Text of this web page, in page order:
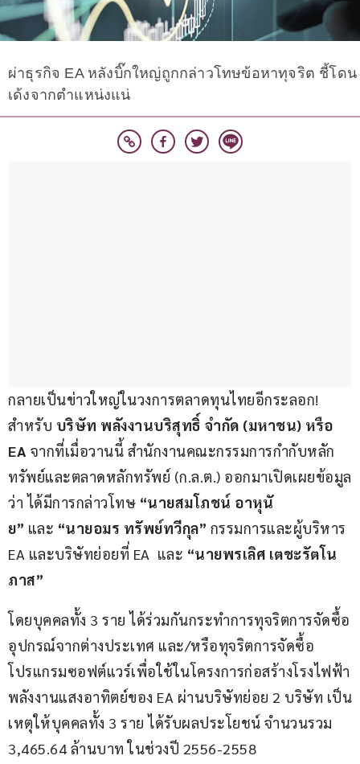
ผ่าธุรกิจ EA หลังบิ๊กใหญ่ถูกกล่าวโทษข้อหาทุจริต ชี้โดน
เด้งจากตำแหน่งแน่
กลายเป็นข่าวใหญ่ในวงการตลาดทุนไทยอีกระลอก!
สำหรับ บริษัท พลังงานบริสุทธิ์ จำกัด (มหาชน) หรือ
EA จากที่เมื่อวานนี้ สำนักงานคณะกรรมการกำกับหลัก
ทรัพย์และตลาดหลักทรัพย์ (ก.ล.ต.) ออกมาเปิดเผยข้อมูล
ว่า ได้มีการกล่าวโทษ “นายสมโภชน์ อาหุนั
ย” และ “นายอมร ทรัพย์ทวีกุล” กรรมการและผู้บริหาร
EA และบริษัทย่อยที่ EA  และ “นายพรเลิศ เตชะรัตโน
ภาส”
โดยบุคคลทั้ง 3 ราย ได้ร่วมกันกระทำการทุจริตการจัดซื้อ
อุปกรณ์จากต่างประเทศ และ/หรือทุจริตการจัดซื้อ
โปรแกรมซอฟต์แวร์เพื่อใช้ในโครงการก่อสร้างโรงไฟฟ้า
พลังงานแสงอาทิตย์ของ EA ผ่านบริษัทย่อย 2 บริษัท เป็น
เหตุให้บุคคลทั้ง 3 ราย ได้รับผลประโยชน์ จำนวนรวม
3,465.64 ล้านบาท ในช่วงปี 2556-2558